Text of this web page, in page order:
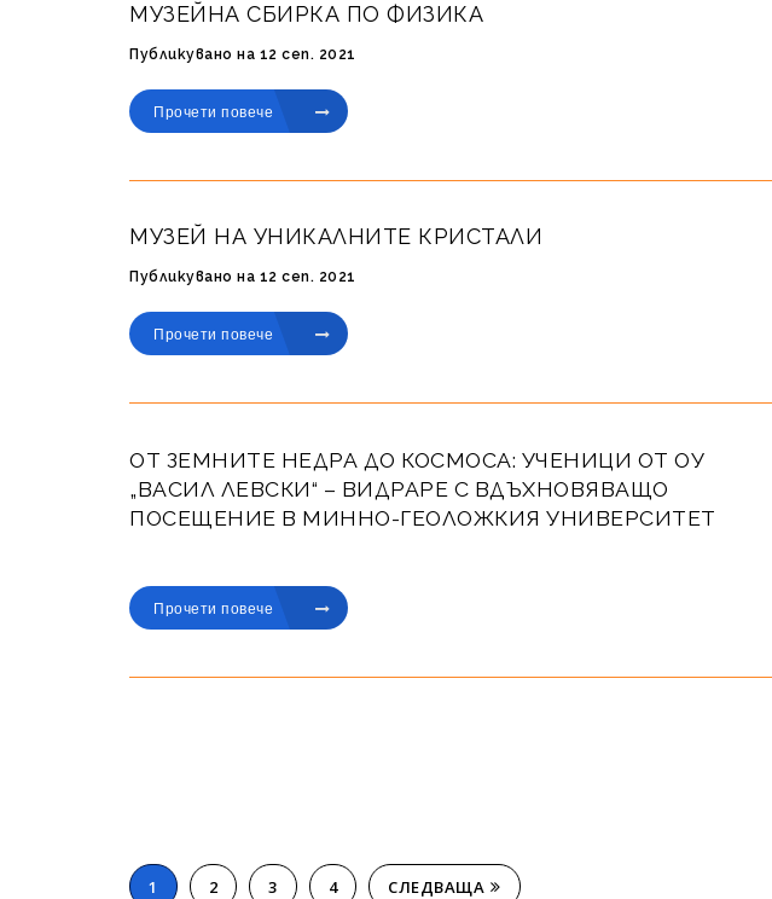
МУЗЕЙНА СБИРКА ПО ФИЗИКА
Публикувано на 12 сеп. 2021
Прочети повече
МУЗЕЙ НА УНИКАЛНИТЕ КРИСТАЛИ
Публикувано на 12 сеп. 2021
Прочети повече
ОТ ЗЕМНИТЕ НЕДРА ДО КОСМОСА: УЧЕНИЦИ ОТ ОУ
„ВАСИЛ ЛЕВСКИ“ – ВИДРАРЕ С ВДЪХНОВЯВАЩО
ПОСЕЩЕНИЕ В МИННО-ГЕОЛОЖКИЯ УНИВЕРСИТЕТ
Прочети повече
1 2 3 4 СЛЕДВАЩА